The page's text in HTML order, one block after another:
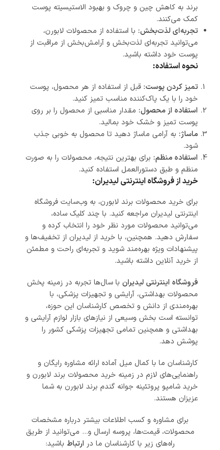
برند به کاهش چین و چروک و بهبود الاستیسیته پوست
کمک می‌کنند.
تجربه‌ای لذت‌بخش: با استفاده از محصولات لابورن،
می‌توانید تجربه‌ای لذت‌بخش و آرامش‌بخش از مراقبت از
پوست خود داشته باشید.
نحوه استفاده:
تمیز کردن پوست: قبل از استفاده از هر محصول، پوست
خود را با یک پاک‌کننده مناسب تمیز کنید.
استفاده از محصول: مقدار مناسبی از محصول را بر روی
پوست تمیز و خشک خود بمالید.
ماساژ: به آرامی ماساژ دهید تا محصول به خوبی جذب
شود.
استفاده منظم: برای بهترین نتیجه، محصولات را به صورت
منظم و طبق دستورالعمل استفاده کنید.
خرید از فروشگاه اینترنتی لیدیران:
برای خرید محصولات برند لابورن، به وب‌سایت فروشگاه
اینترنتی لیدیران مراجعه کنید. با چند کلیک ساده،
می‌توانید محصولات مورد نظر خود را انتخاب کرده و
سفارش دهید. همچنین، با خرید از لیدیران از تخفیف‌ها و
پیشنهادات ویژه بهره‌مند شوید و تجربه‌ای راحت و مطمئن
از خرید آنلاین داشته باشید.
فروشگاه اینترنتی لیدیران با سال‌ها تجربه در زمینه پخش
محصولات بهداشتی، آرایشی و تجهیزات پزشکی، با
بهره‌مندی از دانش و تخصص کارشناسان این حوزه،
توانسته است بخش وسیعی از نیازهای بازار لوازم آرایشی و
بهداشتی و همچنین تمامی تجهیزات پزشکی کشور را
پوشش دهد.
کارشناسان ما با کمال میل آماده ارائه مشاوره رایگان و
راهنمایی‌های لازم در زمینه خرید محصولات برند لابورن و
خرید شامپو پروتئینه جوانه گندم برند لابورن به شما
عزیزان هستند.
برای مشاوره و کسب اطلاعات بیشتر درباره مشخصات
محصولات، قیمت‌ها، پروسه ارسال و… می‌توانید از طریق
راه‌های زیر با کارشناسان ما در ارتباط باشید: